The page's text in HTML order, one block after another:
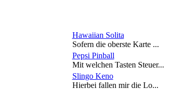
Hawaiian Solita
Sofern die oberste Karte ...
Pepsi Pinball
Mit welchen Tasten Steuer...
Slingo Keno
Hierbei fallen mir die Lo...